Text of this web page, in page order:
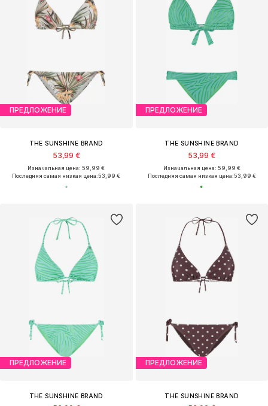
ПРЕДЛОЖЕНИЕ
THE SUNSHINE BRAND
53,99 €
Изначальная цена: 59,99 €
Последняя самая низкая цена:53,99 €
ПРЕДЛОЖЕНИЕ
THE SUNSHINE BRAND
53,99 €
Изначальная цена: 59,99 €
Последняя самая низкая цена:53,99 €
ПРЕДЛОЖЕНИЕ
THE SUNSHINE BRAND
ПРЕДЛОЖЕНИЕ
THE SUNSHINE BRAND